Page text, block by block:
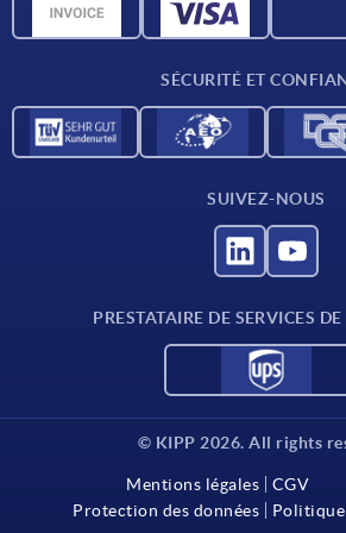
Données CAO
SÉCURITÉ ET
SUIVEZ-NOUS
PRESTATAIRE DE SERVICES
© KIPP 2026. All rights
Mentions légales
CGV
Protection des données
Politique